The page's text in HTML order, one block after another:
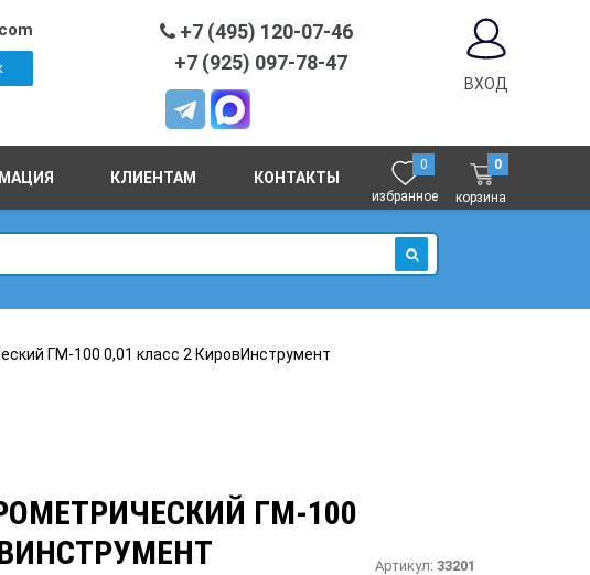
+7 (495) 120-07-46
+7 (925) 097-78-47
ВХОД
КЛИЕНТАМ КОНТАКТЫ
0
избранное
0
корзина
ИСКАТЬ
ГМ-100 0,01 класс 2 КировИнструмент
ГМ-100
Артикул:33201